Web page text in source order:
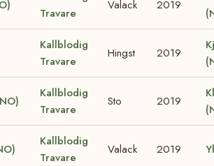
Travare
Valack 2019
Kallblodig
Travare
Hingst 2019
Kallblodig
Travare
Sto 2019
Kallblodig
Travare
Valack 2019